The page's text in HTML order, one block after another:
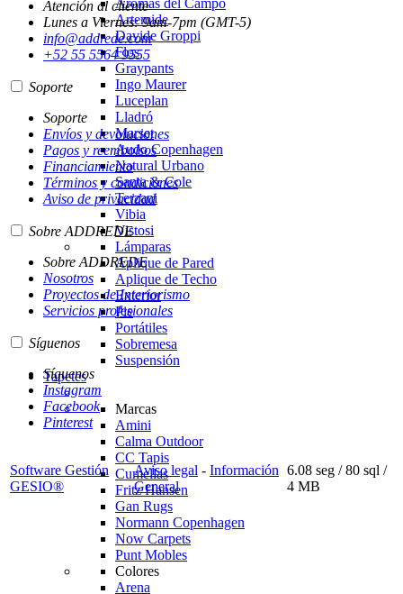
Aromas del Campo
Artemide
Davide Groppi
Flos
Graypants
Ingo Maurer
Luceplan
Lladró
Marset
Audo Copenhagen
Natural Urbano
Santa & Cole
Terzani
Vibia
Vistosi
Lámparas
Aplique de Pared
Aplique de Techo
Exterior
Pie
Portátiles
Sobremesa
Suspensión
Tapetes
Marcas
Amini
Calma Outdoor
CC Tapis
Cumellas
Fritz Hansen
Gan Rugs
Normann Copenhagen
Now Carpets
Punt Mobles
Colores
Arena
Atención al cliente
Lunes a Viernes: 9am-7pm (GMT-5)
info@addrede.com
+52 55 5564 9555
Soporte
Soporte
Envíos y devoluciones
Pagos y reembolsos
Financiamiento
Términos y condiciones
Aviso de privacidad
Sobre ADDREDE
Sobre ADDREDE
Nosotros
Proyectos de Interiorismo
Servicios profesionales
Síguenos
Síguenos
Instagram
Facebook
Pinterest
Software Gestión
GESIO®
Aviso legal - Información
General
6.08 seg /80 sql /
4 MB